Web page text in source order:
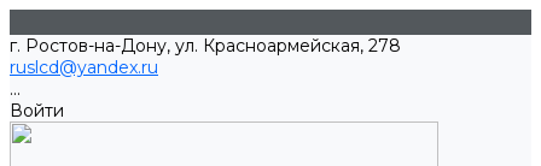
г. Ростов-на-Дону, ул. Красноармейская, 278
ruslcd@yandex.ru
...
Войти